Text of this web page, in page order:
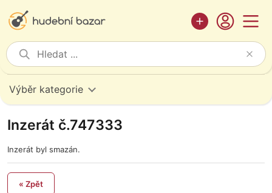
Výběr kategorie
Inzerát č.747333
Inzerát byl smazán.
« Zpět